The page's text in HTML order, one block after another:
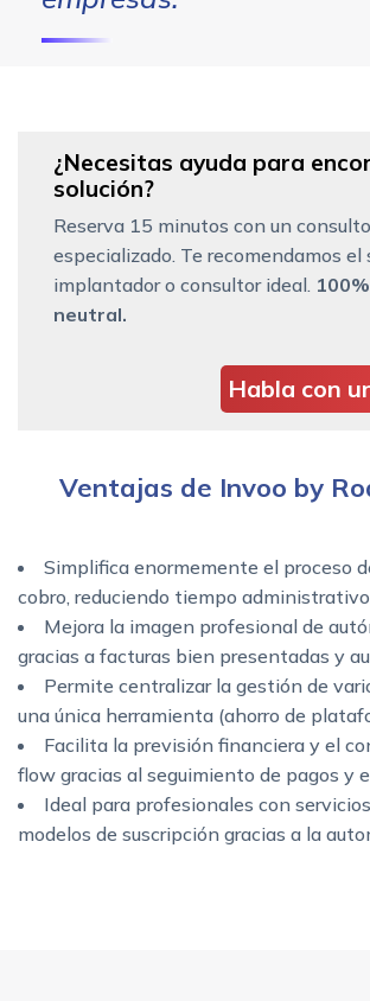
¿Necesitas ayuda para
solución?
Reserva 15 minutos con un
especializado. Te recomendamos el
implantador o consultor ideal.
neutral.
Habla con
Ventajas de Invoo by
Simplifica enormemente el proceso
cobro, reduciendo tiempo
Mejora la imagen profesional de
gracias a facturas bien presentadas y
Permite centralizar la gestión de
una única herramienta (ahorro de
Facilita la previsión financiera y el
flow gracias al seguimiento de pagos y
Ideal para profesionales con
modelos de suscripción gracias a la